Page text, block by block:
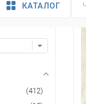
КАТАЛОГ
(412)